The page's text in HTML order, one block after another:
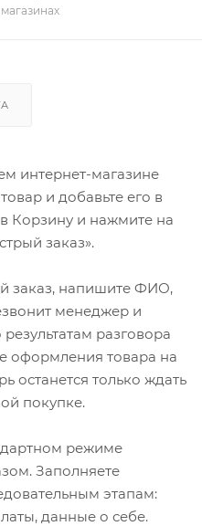
интернет-магазине
и добавьте его в
Корзину и нажмите на
заказ».
заказ, напишите ФИО,
менеджер и
разговора
оформления товара на
останется только ждать
покупке.
режиме
Заполняете
этапам:
данные о себе.